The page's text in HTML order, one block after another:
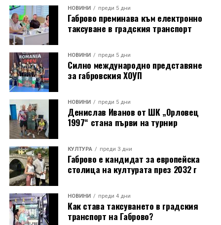
НОВИНИ преди 5 дни
Габрово преминава към електронно
таксуване в градския транспорт
НОВИНИ преди 5 дни
Силно международно представяне
за габровския ХОУП
НОВИНИ преди 5 дни
Денислав Иванов от ШК „Орловец
1997“ стана първи на турнир
КУЛТУРА преди 3 дни
Габрово е кандидат за европейска
столица на културата през 2032 г
НОВИНИ преди 4 дни
Как става таксуването в градския
транспорт на Габрово?